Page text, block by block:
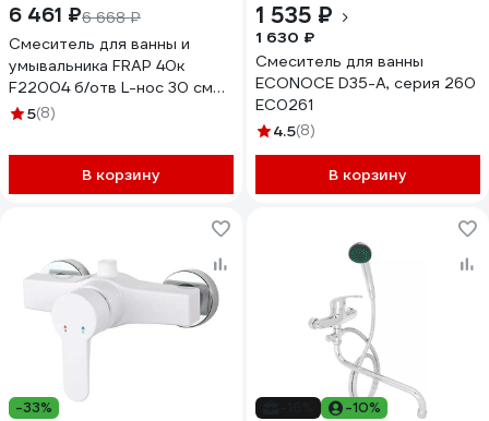
6 461 ₽6 668 ₽
Смеситель для ванны и
умывальника FRAP 40к
F22004 б/отв L-нос 30 см
531230
5(8)
В корзину
1 535 ₽
1 630 ₽
Смеситель для ванны
ECONOCE D35-A, серия 260
EC0261
4.5(8)
В корзину
-33% -10%